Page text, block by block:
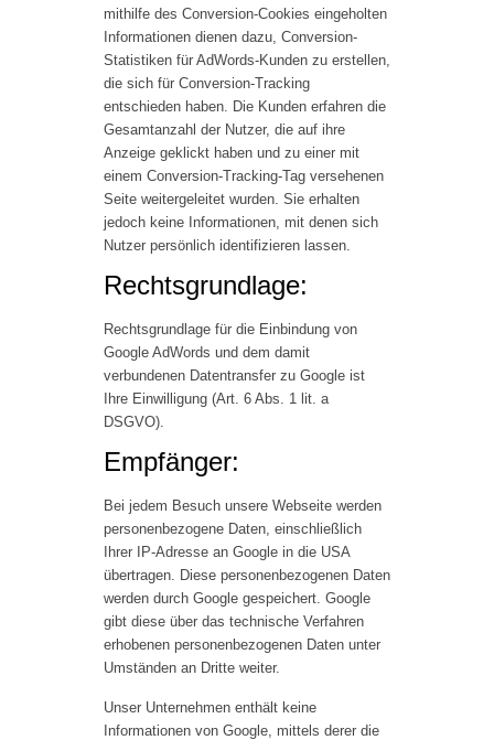
mithilfe des Conversion-Cookies eingeholten
Informationen dienen dazu, Conversion-
Statistiken für AdWords-Kunden zu erstellen,
die sich für Conversion-Tracking
entschieden haben. Die Kunden erfahren die
Gesamtanzahl der Nutzer, die auf ihre
Anzeige geklickt haben und zu einer mit
einem Conversion-Tracking-Tag versehenen
Seite weitergeleitet wurden. Sie erhalten
jedoch keine Informationen, mit denen sich
Nutzer persönlich identifizieren lassen.
Rechtsgrundlage:
Rechtsgrundlage für die Einbindung von
Google AdWords und dem damit
verbundenen Datentransfer zu Google ist
Ihre Einwilligung (Art. 6 Abs. 1 lit. a
DSGVO).
Empfänger:
Bei jedem Besuch unsere Webseite werden
personenbezogene Daten, einschließlich
Ihrer IP-Adresse an Google in die USA
übertragen. Diese personenbezogenen Daten
werden durch Google gespeichert. Google
gibt diese über das technische Verfahren
erhobenen personenbezogenen Daten unter
Umständen an Dritte weiter.
Unser Unternehmen enthält keine
Informationen von Google, mittels derer die